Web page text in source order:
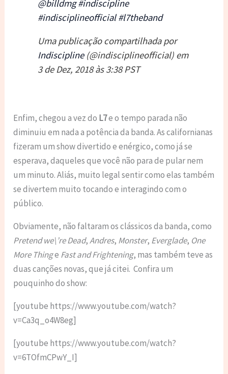
@billdmg #indiscipline
#indisciplineofficial #l7theband
Uma publicação compartilhada por
Indiscipline(@indisciplineofficial) em
3 de Dez, 2018 às 3:38 PST
Enfim, chegou a vez do L7e o tempo parada não
diminuiu em nada a potência da banda. As californianas
fizeram um show divertido e enérgico, como já se
esperava, daqueles que você não para de pular nem
um minuto. Aliás, muito legal sentir como elas também
se divertem muito tocando e interagindo com o
público.
Obviamente, não faltaram os clássicos da banda, como
Pretend we\’re Dead,Andres, Monster, Everglade, One
More Thinge Fast and Frightening, mas também teve as
duas canções novas, que já citei. Confira um
pouquinho do show:
[youtube https://www.youtube.com/watch?
v=Ca3q_o4W8eg]
[youtube https://www.youtube.com/watch?
v=6TOfmCPwY_I]